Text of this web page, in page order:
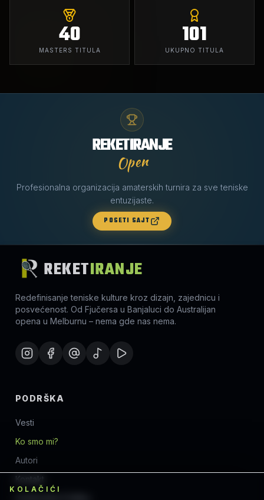
40
MASTERS TITULA 101
UKUPNO TITULA
REKETIRANJE
Open
Profesionalna organizacija amaterskih turnira za sve teniske
entuzijaste.
POSETI SAJT
KOLAČIĆI
REKETIRANJE
Redefinisanje teniske kulture kroz dizajn, zajednicu i
posvećenost. Od Fjučersa u Banjaluci do Australijan
opena u Melburnu – nema gde nas nema.
PODRŠKA
Vesti
Ko smo mi?
Autori
Kontakt